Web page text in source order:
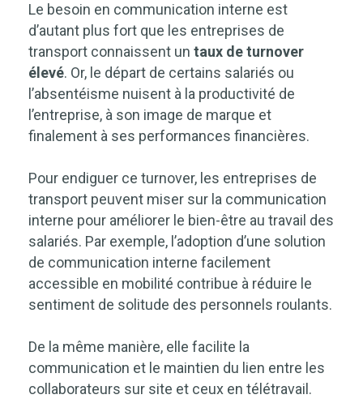
Le besoin en communication interne est
d’autant plus fort que les entreprises de
transport connaissent un taux de turnover
élevé. Or, le départ de certains salariés ou
l’absentéisme nuisent à la productivité de
l’entreprise, à son image de marque et
finalement à ses performances financières.
Pour endiguer ce turnover, les entreprises de
transport peuvent miser sur la communication
interne pour améliorer le bien-être au travail des
salariés. Par exemple, l’adoption d’une solution
de communication interne facilement
accessible en mobilité contribue à réduire le
sentiment de solitude des personnels roulants.
De la même manière, elle facilite la
communication et le maintien du lien entre les
collaborateurs sur site et ceux en télétravail.